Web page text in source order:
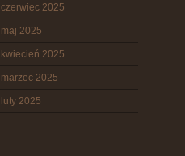
czerwiec 2025
maj 2025
kwiecień 2025
marzec 2025
luty 2025